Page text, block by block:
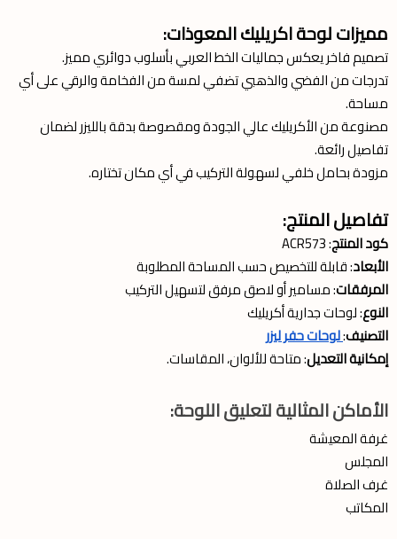
مميزات لوحة اكريليك المعوذات:
تصميم فاخر يعكس جماليات الخط العربي بأسلوب دوائري مميز.
تدرجات من الفضي والذهبي تضفي لمسة من الفخامة والرقي على أي
مساحة.
مصنوعة من الأكريليك عالي الجودة ومقصوصة بدقة بالليزر لضمان
تفاصيل رائعة.
مزودة بحامل خلفي لسهولة التركيب في أي مكان تختاره.
تفاصيل المنتج:
كود المنتج: ACR573
الأبعاد: قابلة للتخصيص حسب المساحة المطلوبة
المرفقات: مسامير أو لاصق مرفق لتسهيل التركيب
النوع: لوحات جدارية أكريليك
التصنيف:لوحات حفر ليزر
إمكانية التعديل: متاحة للألوان، المقاسات.
الأماكن المثالية لتعليق اللوحة:
غرفة المعيشة
المجلس
غرف الصلاة
المكاتب